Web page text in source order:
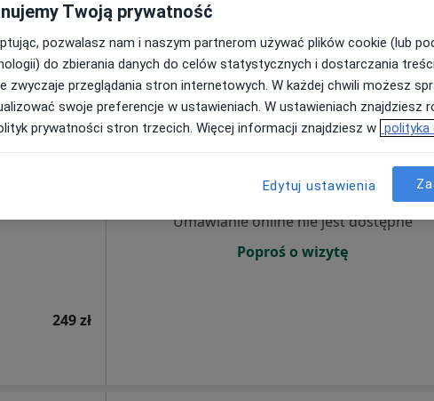
od 280 zł
249 zł
Wt, Śr,
Umawianie online nie jest dostępne
Poproś o wizytę
Twoją prywatność
pozwalasz nam i naszym partnerom używać plików cookie (lub
do zbierania danych do celów statystycznych i dostarczania
zwyczaje przeglądania stron internetowych. W każdej chwili możesz
swoje preferencje w ustawieniach. W ustawieniach znajdziesz
prywatności stron trzecich. Więcej informacji znajdziesz w polityka
Edytuj ustawienia